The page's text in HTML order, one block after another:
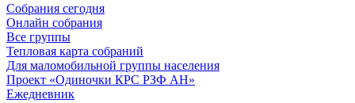
Собрания сегодня
Онлайн собрания
Все группы
Тепловая карта собраний
Для маломобильной группы населения
Проект «Одиночки КРС РЗФ АН»
Ежедневник